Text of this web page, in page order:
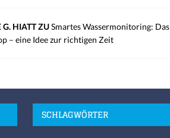
G. HIATT ZUSmartes Wassermonitoring: Das
– eine Idee zur richtigen Zeit
SCHLAGWÖRTER